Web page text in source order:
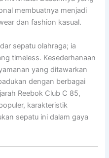
membuatnya menjadi
dan fashion kasual.
sepatu olahraga; ia
timeless. Kesederhanaan
yang ditawarkan
dengan berbagai
Reebok Club C 85,
karakteristik
sepatu ini dalam gaya